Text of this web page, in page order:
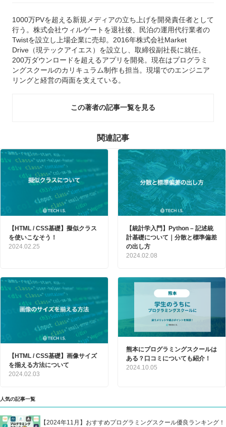
1000万PVを超える新規メディアの立ち上げを開発責任者として
行う。株式会社ウィルゲートを退社後、民泊の運用代行業者の
Twistを設立し上場企業に売却。2016年株式会社Market
Drive（現テックアイエス）を設立し、取締役副社長に就任。
200万ダウンロードを超えるアプリを開発。現在はプログラミ
ングスクールのカリキュラム制作も担当。現場でのエンジニア
リングと経営の両面を支えている。
この著者の記事一覧を見る
関連記事
【HTML / CSS基礎】擬似クラス
を使いこなそう！
2024.02.25
【統計学入門】Python – 記述統
計基礎について｜分散と標準偏差
の出し方
2024.02.08
【HTML / CSS基礎】画像サイズ
を揃える方法について
2024.02.03
熊本にプログラミングスクールは
ある？口コミについても紹介！
2024.10.05
人気の記事一覧
【2024年11月】おすすめプログラミングスクール優良ランキング！